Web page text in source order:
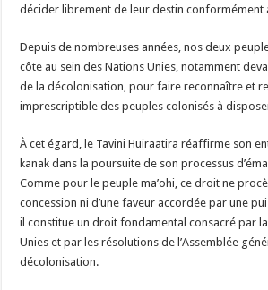
décider librement de leur destin conformément
Depuis de nombreuses années, nos deux
côte au sein des Nations Unies, notamment
de la décolonisation, pour faire reconnaître et
imprescriptible des peuples colonisés à
À cet égard, le Tavini Huiraatira réaffirme son
kanak dans la poursuite de son processus
Comme pour le peuple ma’ohi, ce droit ne
concession ni d’une faveur accordée par une
il constitue un droit fondamental consacré par
Unies et par les résolutions de l’Assemblée
décolonisation.